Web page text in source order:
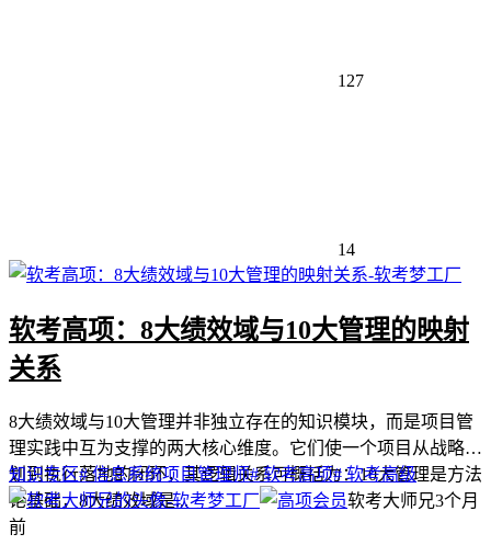
127
14
软考高项：8大绩效域与10大管理的映射
关系
8大绩效域与10大管理并非独立存在的知识模块，而是项目管
理实践中互为支撑的两大核心维度。它们使一个项目从战略规
划到执行落地的闭环，其逻辑关系可概括为：10大管理是方法
论基础，8大绩效域是...
知识专区# 信息系统项目管理师# 软考高项# 软考高级
软考大师兄3个月
前